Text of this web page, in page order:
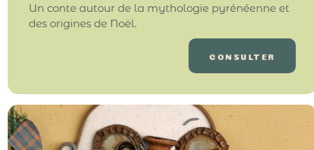
Un conte autour de la mythologie pyrénéenne et
des origines de Noël.
CONSULTER